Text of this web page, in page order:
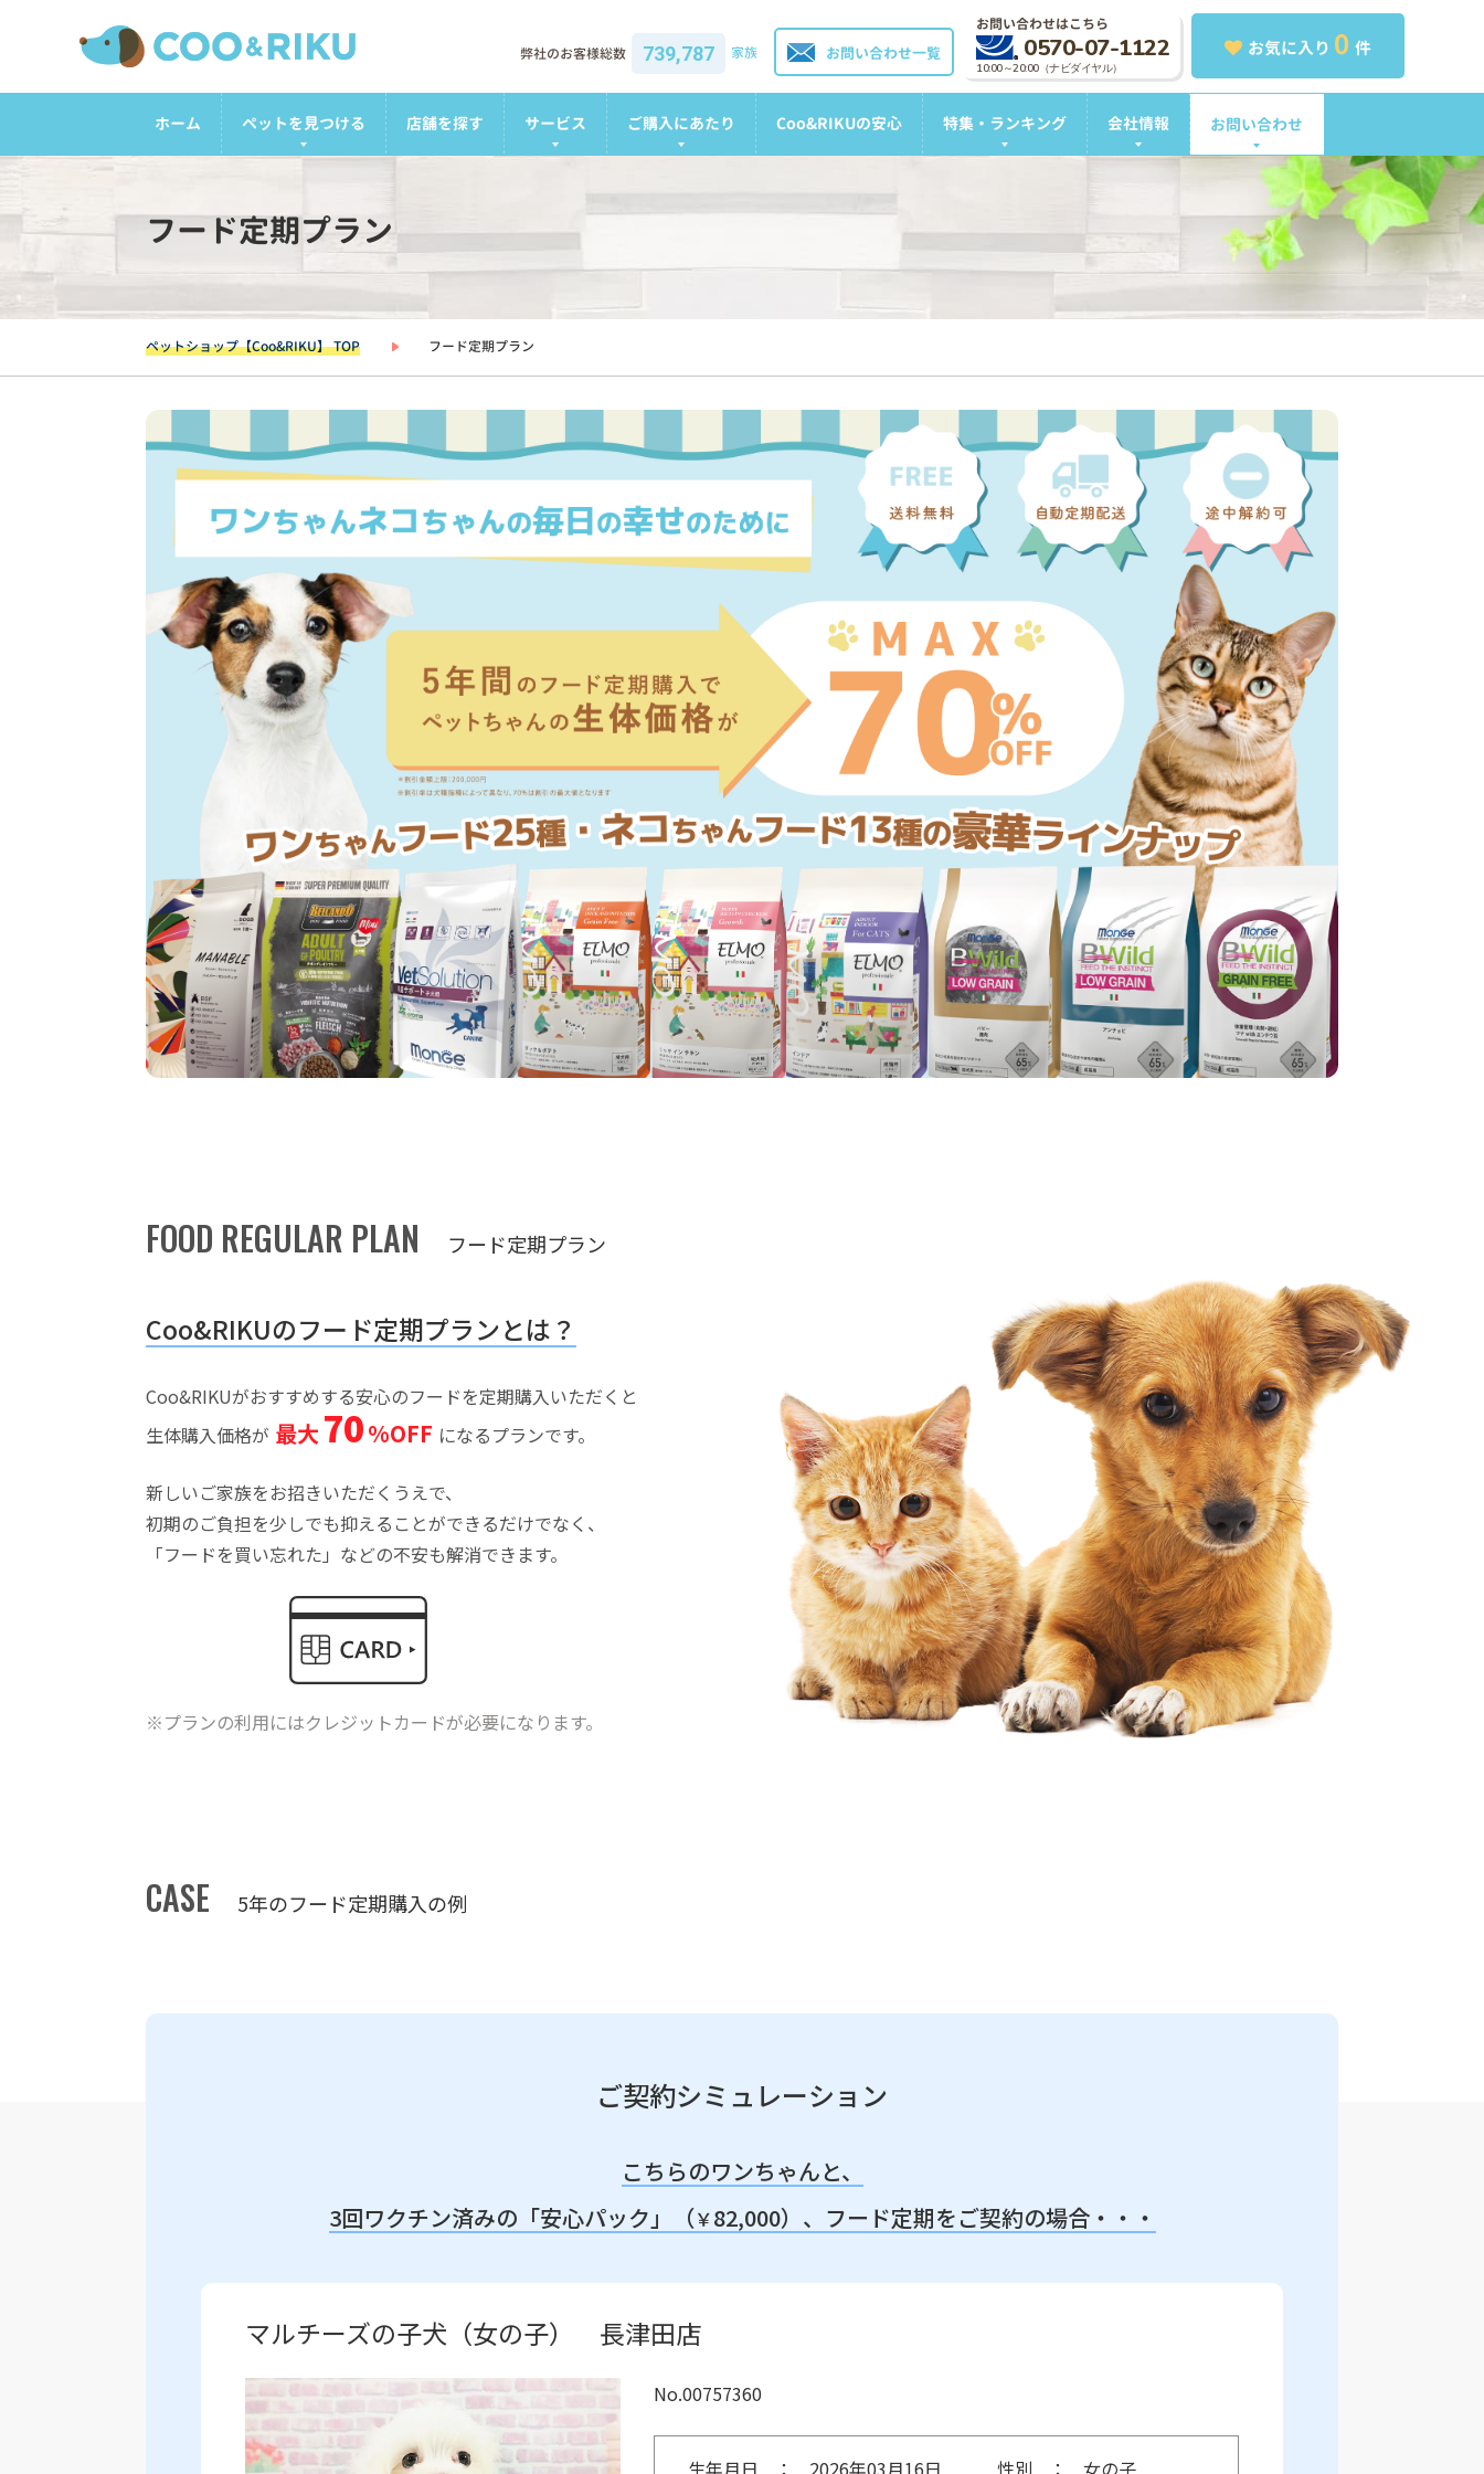
お気に入り 0 件
お問い合わせはこちら
0570-07-1122
10:00～20:00（ナビダイヤル）
お問い合わせ一覧
弊社のお客様総数 739,787 家族
ホーム ペットを見つける 店舗を探す サービス ご購入にあたり Coo&RIKUの安心 特集・ランキング 会社情報 お問い合わせ
フード定期プラン
ペットショップ【Coo&RIKU】 TOP フード定期プラン
FOOD REGULAR PLAN フード定期プラン
Coo&RIKUのフード定期プランとは？
Coo&RIKUがおすすめする安心のフードを定期購入いただくと
生体購入価格が 最大 70%OFF になるプランです。
新しいご家族をお招きいただくうえで、
初期のご負担を少しでも抑えることができるだけでなく、
「フードを買い忘れた」などの不安も解消できます。
※プランの利用にはクレジットカードが必要になります。
CASE 5年のフード定期購入の例
ご契約シミュレーション
こちらのワンちゃんと、
3回ワクチン済みの「安心パック」（￥82,000）、 フード定期をご契約の場合・・・
マルチーズの子犬（女の子） 長津田店
No.00757360
生年月日 2026年03月16日 性別 女の子